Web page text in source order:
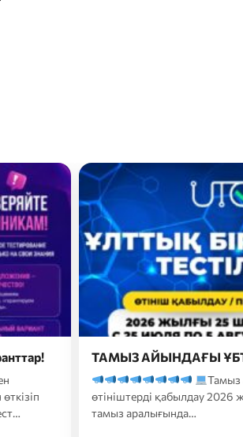
ға
– 5
Құрметті
сіздердің
жылына түсуге
Кешенді тестілеу 20